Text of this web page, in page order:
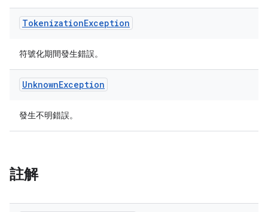
TokenizationException
符號化期間發生錯誤。
UnknownException
發生不明錯誤。
註解